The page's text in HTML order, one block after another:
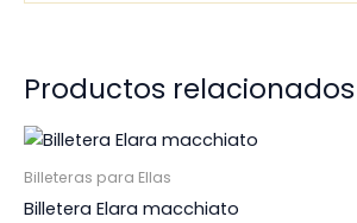
Productos relacionados
Billeteras para Ellas
Billetera Elara macchiato